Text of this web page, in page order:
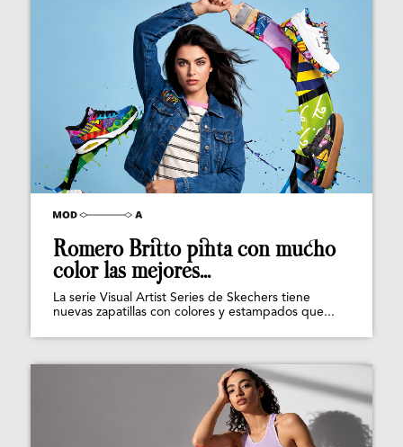
Romero Britto pinta con mucho
color las mejores...
La serie Visual Artist Series de Skechers tiene
nuevas zapatillas con colores y estampados que...